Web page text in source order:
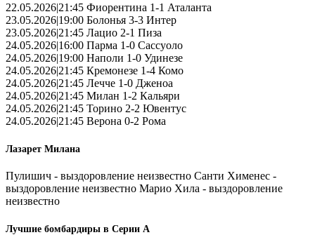
22.05.2026|21:45 Фиорентина 1-1 Аталанта
23.05.2026|19:00 Болонья 3-3 Интер
23.05.2026|21:45 Лацио 2-1 Пиза
24.05.2026|16:00 Парма 1-0 Сассуоло
24.05.2026|19:00 Наполи 1-0 Удинезе
24.05.2026|21:45 Кремонезе 1-4 Комо
24.05.2026|21:45 Лечче 1-0 Дженоа
24.05.2026|21:45 Милан 1-2 Кальяри
24.05.2026|21:45 Торино 2-2 Ювентус
24.05.2026|21:45 Верона 0-2 Рома
Лазарет Милана
Пулишич - выздоровление неизвестно Санти Хименес -
выздоровление неизвестно Марио Хила - выздоровление
неизвестно
Лучшие бомбардиры в Серии А